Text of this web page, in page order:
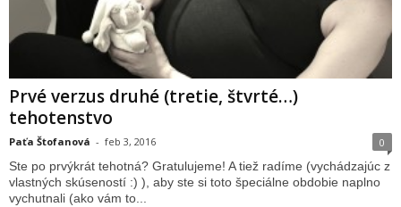
Prvé verzus druhé (tretie, štvrté…)
tehotenstvo
Paťa Štofanová - feb 3, 2016 0
Ste po prvýkrát tehotná? Gratulujeme! A tiež radíme (vychádzajúc z
vlastných skúseností :) ), aby ste si toto špeciálne obdobie naplno
vychutnali (ako vám to...